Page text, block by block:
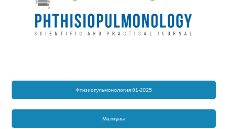
Фтизиопульмонология 01-2025
Мазмұны